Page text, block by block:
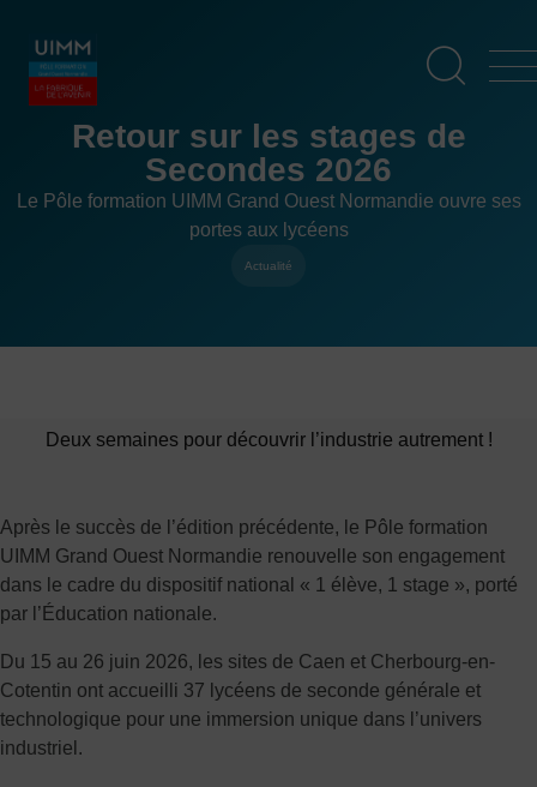
contenu
principal
Actualité
Retour sur les stages de
Secondes 2026
Le Pôle formation UIMM Grand Ouest Normandie ouvre ses
portes aux lycéens
Deux semaines pour découvrir l’industrie autrement !
Après le succès de l’édition précédente, le Pôle formation
UIMM Grand Ouest Normandie renouvelle son engagement
dans le cadre du dispositif national « 1 élève, 1 stage », porté
par l’Éducation nationale.
Du 15 au 26 juin 2026, les sites de Caen et Cherbourg-en-
Cotentin ont accueilli 37 lycéens de seconde générale et
technologique pour une immersion unique dans l’univers
industriel.